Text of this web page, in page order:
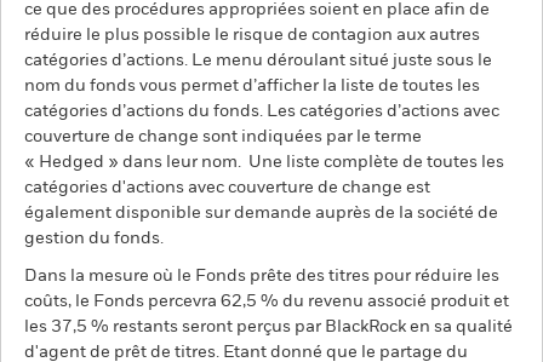
ce que des procédures appropriées soient en place afin de
réduire le plus possible le risque de contagion aux autres
catégories d’actions. Le menu déroulant situé juste sous le
nom du fonds vous permet d’afficher la liste de toutes les
catégories d’actions du fonds. Les catégories d’actions avec
couverture de change sont indiquées par le terme
« Hedged » dans leur nom. Une liste complète de toutes les
catégories d'actions avec couverture de change est
également disponible sur demande auprès de la société de
gestion du fonds.
Dans la mesure où le Fonds prête des titres pour réduire les
coûts, le Fonds percevra 62,5 % du revenu associé produit et
les 37,5 % restants seront perçus par BlackRock en sa qualité
d'agent de prêt de titres. Etant donné que le partage du